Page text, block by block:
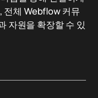
, 전체 Webflow 커뮤
자원을 확장할 수 있